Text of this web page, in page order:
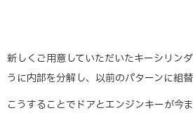
新しくご用意していただいたキーシリン
うに内部を分解し、以前のパターンに組替
こうすることでドアとエンジンキーが今